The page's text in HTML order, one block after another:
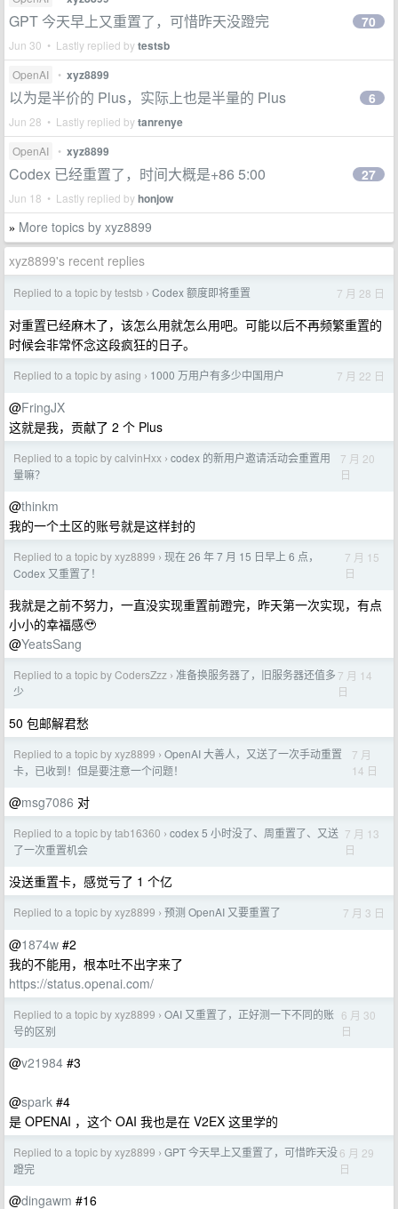
GPT 今天早上又重置了，可惜昨天没蹬完
Jun 30 • Lastly replied bytestsb
70
OpenAI • xyz8899
以为是半价的 Plus，实际上也是半量的 Plus
Jun 28 • Lastly replied bytanrenye
6
OpenAI • xyz8899
Codex 已经重置了，时间大概是+86 5:00
Jun 18 • Lastly replied byhonjow
27
» More topics by xyz8899
xyz8899's recent replies
Replied to a topic by testsb › Codex 额度即将重置 7 月 28 日
对重置已经麻木了，该怎么用就怎么用吧。可能以后不再频繁重置的
时候会非常怀念这段疯狂的日子。
Replied to a topic by asing › 1000 万用户有多少中国用户 7 月 22 日
@FringJX
这就是我，贡献了 2 个 Plus
Replied to a topic by calvinHxx › codex 的新用户邀请活动会重置用
量嘛？
7 月 20
日
@thinkm
我的一个土区的账号就是这样封的
Replied to a topic by xyz8899 › 现在 26 年 7 月 15 日早上 6 点，
Codex 又重置了！
7 月 15
日
我就是之前不努力，一直没实现重置前蹬完，昨天第一次实现，有点
小小的幸福感🥹
@YeatsSang
Replied to a topic by CodersZzz › 准备换服务器了，旧服务器还值多
少
7 月 14
日
50 包邮解君愁
Replied to a topic by xyz8899 › OpenAI 大善人，又送了一次手动重置
卡，已收到！但是要注意一个问题！
7 月
14 日
@msg7086 对
Replied to a topic by tab16360 › codex 5 小时没了、周重置了、又送
了一次重置机会
7 月 13
日
没送重置卡，感觉亏了 1 个亿
Replied to a topic by xyz8899 › 预测 OpenAI 又要重置了 7 月 3 日
@1874w #2
我的不能用，根本吐不出字来了
https://status.openai.com/
Replied to a topic by xyz8899 › OAI 又重置了，正好测一下不同的账
号的区别
6 月 30
日
@v21984 #3
@spark #4
是 OPENAI ，这个 OAI 我也是在 V2EX 这里学的
Replied to a topic by xyz8899 › GPT 今天早上又重置了，可惜昨天没
蹬完
6 月 29
日
@dingawm #16